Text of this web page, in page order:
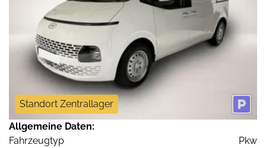
Standort Zentrallager
Allgemeine Daten:
Fahrzeugtyp
Pkw